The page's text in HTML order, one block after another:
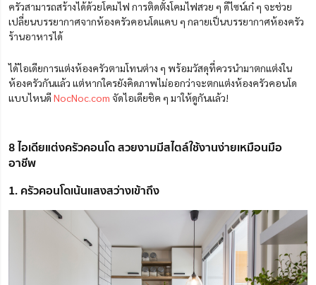
ครัวสามารถสร้างได้ด้วยโคมไฟ การติดตั้งโคมไฟสวย ๆ ดีไซน์เก๋ ๆ จะช่วย
เปลี่ยนบรรยากาศจากห้องครัวคอนโดแคบ ๆ กลายเป็นบรรยากาศห้องครัว
ร้านอาหารได้
ได้ไอเดียการแต่งห้องครัวตามโทนต่าง ๆ พร้อมวัสดุที่ควรนำมาตกแต่งใน
ห้องครัวกันแล้ว แต่หากใครยังคิดภาพไม่ออกว่าจะตกแต่งห้องครัวคอนโด
แบบไหนดี NocNoc.com จัดไอเดียชิค ๆ มาให้ดูกันแล้ว!
8 ไอเดียแต่งครัวคอนโด สวยงามมีสไตล์ใช้งานง่ายเหมือนมือ
อาชีพ
1. ครัวคอนโดเน้นแสงสว่างเข้าถึง